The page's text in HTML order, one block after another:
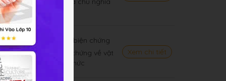
và chủ nghĩa duy vật biện chứng
nghĩa duy vật biện chứng về vật
giữa vật chất và ý thức
Xem chi tiết